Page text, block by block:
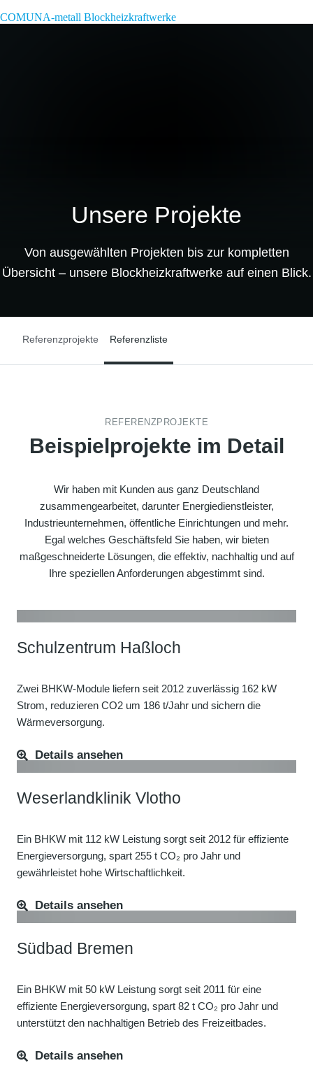
COMUNA-metall Blockheizkraftwerke
Unsere Projekte
Von ausgewählten Projekten bis zur kompletten
Übersicht – unsere Blockheizkraftwerke auf einen Blick.
Referenzprojekte Referenzliste
REFERENZPROJEKTE
Beispielprojekte im Detail
Wir haben mit Kunden aus ganz Deutschland
zusammengearbeitet, darunter Energiedienstleister,
Industrieunternehmen, öffentliche Einrichtungen und mehr.
Egal welches Geschäftsfeld Sie haben, wir bieten
maßgeschneiderte Lösungen, die effektiv, nachhaltig und auf
Ihre speziellen Anforderungen abgestimmt sind.
Schulzentrum Haßloch
Zwei BHKW-Module liefern seit 2012 zuverlässig 162 kW
Strom, reduzieren CO2 um 186 t/Jahr und sichern die
Wärmeversorgung.
Details ansehen
Weserlandklinik Vlotho
Ein BHKW mit 112 kW Leistung sorgt seit 2012 für effiziente
Energieversorgung, spart 255 t CO₂ pro Jahr und
gewährleistet hohe Wirtschaftlichkeit.
Details ansehen
Südbad Bremen
Ein BHKW mit 50 kW Leistung sorgt seit 2011 für eine
effiziente Energieversorgung, spart 82 t CO₂ pro Jahr und
unterstützt den nachhaltigen Betrieb des Freizeitbades.
Details ansehen